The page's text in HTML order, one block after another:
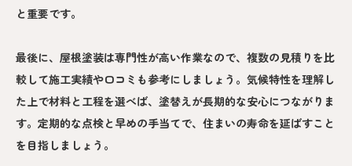
と重要です。
最後に、屋根塗装は専門性が高い作業なので、複数の見積りを比
較して施工実績や口コミも参考にしましょう。気候特性を理解し
た上で材料と工程を選べば、塗替えが長期的な安心につながりま
す。定期的な点検と早めの手当てで、住まいの寿命を延ばすこと
を目指しましょう。